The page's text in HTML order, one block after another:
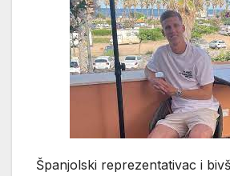
Španjolski reprezentativac i